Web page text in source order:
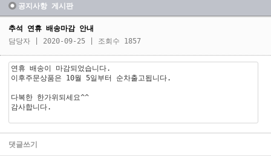
화장품몰
건강관리몰
개인구매
공지사항 게시판
추석 연휴 배송마감 안내
담당자
| 2020-09-25 | 조회수 1857
연휴 배송이 마감되었습니다.
이후주문상품은 10월 5일부터 순차출고됩니다.
다복한 한가위되세요^^
감사합니다.
댓글쓰기